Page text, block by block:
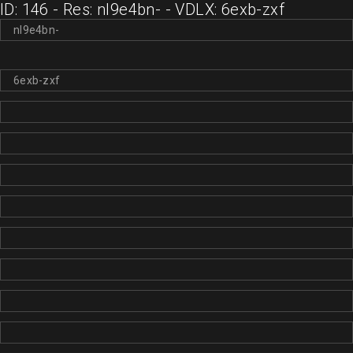
ID: 146 - Res: nl9e4bn- - VDLX: 6exb-zxf